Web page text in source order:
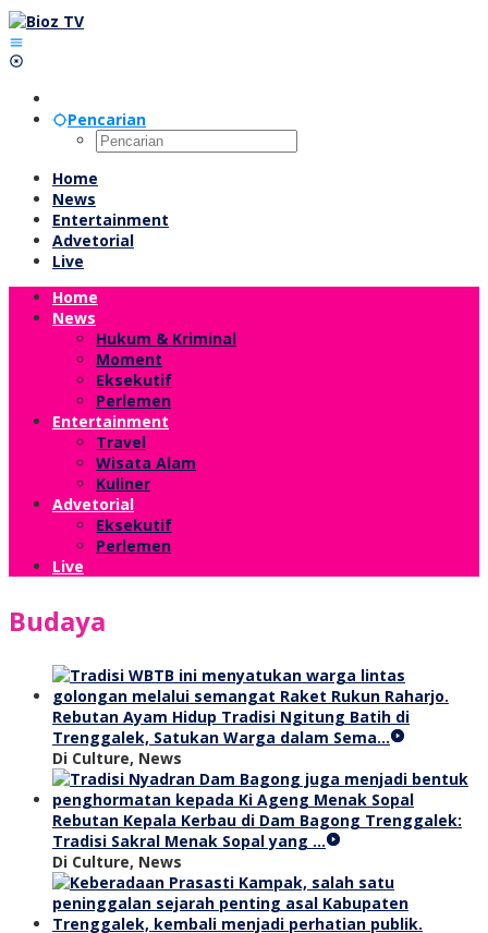
Lewati
ke
konten
Pencarian
Home
News
Entertainment
Advetorial
Live
Home
News
Hukum & Kriminal
Moment
Eksekutif
Perlemen
Entertainment
Travel
Wisata Alam
Kuliner
Advetorial
Eksekutif
Perlemen
Live
Budaya
Rebutan Ayam Hidup Tradisi Ngitung Batih di
Trenggalek, Satukan Warga dalam Sema…
Di Culture, News
Rebutan Kepala Kerbau di Dam Bagong Trenggalek:
Tradisi Sakral Menak Sopal yang …
Di Culture, News